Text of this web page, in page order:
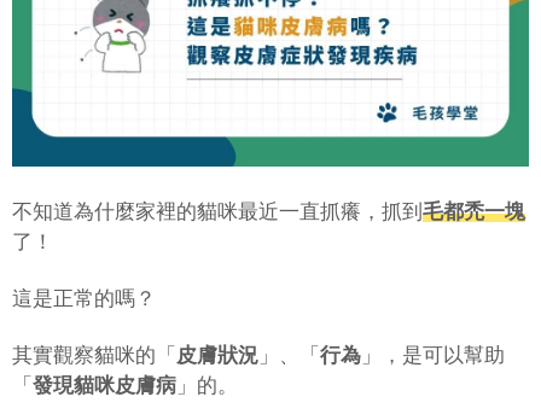
不知道為什麼家裡的貓咪最近一直抓癢，抓到 毛都禿一塊
了！
這是正常的嗎？
其實觀察貓咪的「 皮膚狀況 」、「 行為 」，是可以幫助
「 發現貓咪皮膚病 」的。